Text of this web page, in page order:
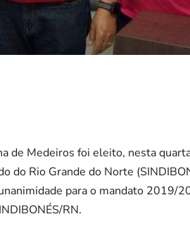
de Medeiros foi eleito, nesta
do Rio Grande do Norte
para o mandato 2019/
RN.